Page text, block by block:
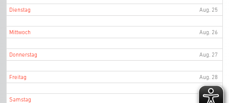
Dienstag Aug. 25
Mittwoch Aug. 26
Donnerstag Aug. 27
Freitag Aug. 28
Samstag Aug. 29